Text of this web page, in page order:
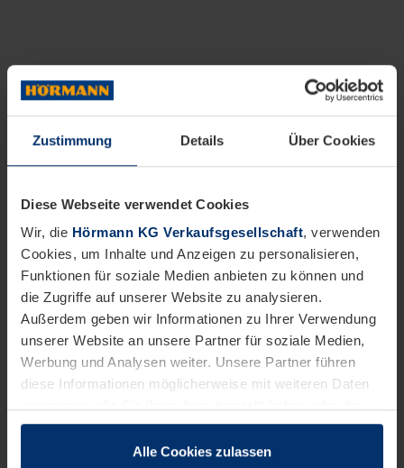
Zustimmung Details Über Cookies
Diese Webseite verwendet Cookies
Wir, die Hörmann KG Verkaufsgesellschaft, verwenden
Cookies, um Inhalte und Anzeigen zu personalisieren,
Funktionen für soziale Medien anbieten zu können und
die Zugriffe auf unserer Website zu analysieren.
Außerdem geben wir Informationen zu Ihrer Verwendung
unserer Website an unsere Partner für soziale Medien,
Werbung und Analysen weiter. Unsere Partner führen
diese Informationen möglicherweise mit weiteren Daten
sie im Rahmen Ihrer Nutzung der Dienste gesammelt
Alle Cookies zulassen